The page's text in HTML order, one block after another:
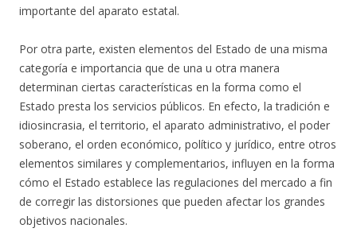
importante del aparato estatal.
Por otra parte, existen elementos del Estado de una misma
categoría e importancia que de una u otra manera
determinan ciertas características en la forma como el
Estado presta los servicios públicos. En efecto, la tradición e
idiosincrasia, el territorio, el aparato administrativo, el poder
soberano, el orden económico, político y jurídico, entre otros
elementos similares y complementarios, influyen en la forma
cómo el Estado establece las regulaciones del mercado a fin
de corregir las distorsiones que pueden afectar los grandes
objetivos nacionales.